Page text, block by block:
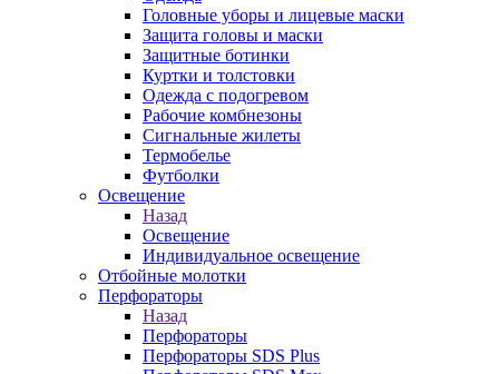
Головные уборы и лицевые маски
Защита головы и маски
Защитные ботинки
Куртки и толстовки
Одежда с подогревом
Рабочие комбнезоны
Сигнальные жилеты
Термобелье
Футболки
Освещение
Назад
Освещение
Индивидуальное освещение
Отбойные молотки
Перфораторы
Назад
Перфораторы
Перфораторы SDS Plus